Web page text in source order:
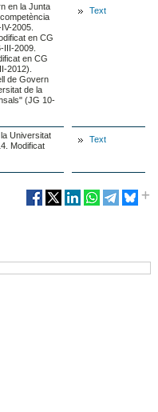
en la Junta
2005.
en CG
III-2009.
en CG
2012).
de Govern
de la
(JG 10-
Text
Universitat
Modificat
Text